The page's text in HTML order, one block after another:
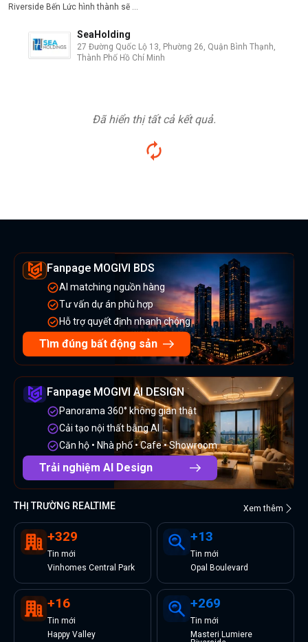
Riverside Bến Lức hình thành sẽ ...
SeaHolding
27 Đường Quốc Lộ 13, Phường 26, Quận Bình Thạnh,
Thành Phố Hồ Chí Minh
Đã hiển thị tất cả kết quả.
Fanpage MOGIVI BDS
AI matching nguồn hàng
Tư vấn dự án phù hợp
Hỗ trợ quyết định nhanh chóng
Tìm đúng bất động sản
Fanpage MOGIVI AI DESIGN
Panorama 360° không gian thật
Cải tạo nội thất bằng AI
Căn hộ • Nhà phố • Cafe • Showroom
Trải nghiệm AI Design
THỊ TRƯỜNG REALTIME Xem thêm
+329
Tin mới
Vinhomes Central Park
+13
Tin mới
Opal Boulevard
+16
Tin mới
Happy Valley
+269
Tin mới
Masteri Lumiere